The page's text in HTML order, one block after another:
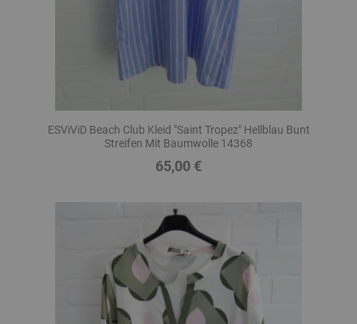
ESViViD Beach Club Kleid "Saint Tropez" Hellblau Bunt
Streifen Mit Baumwolle 14368
Preis
65,00 €